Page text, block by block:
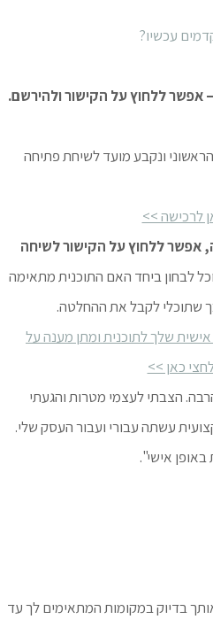
עכשיו?
ללחוץ על הקישור ולהירשם.
ונקבע מועד לשיחת פתיחה
לרכישה >>
ללחוץ על הקישור לשיחה
לבחון ביחד האם התוכנית מתאימה
שתוכלי לקבל את ההחלטה.
שלך לתוכנית ומתן מענה על
כאן >>
הצבתי לעצמי מטרות והגעתי
עשתה עבורי ועבור העסק שלי.
אישי".
בדיוק במקומות המתאימים לך עד